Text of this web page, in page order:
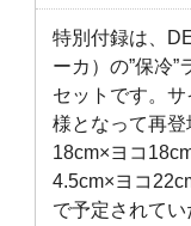
特別付録は、
ーカ）の”保冷
セットです。
様となって再
18cm×ヨコ
4.5cm×ヨコ
で予定されて